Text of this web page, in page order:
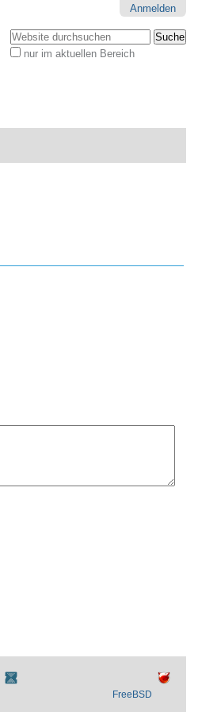
Anmelden
Website durchsuchen
nur im aktuellen Bereich
FreeBSD